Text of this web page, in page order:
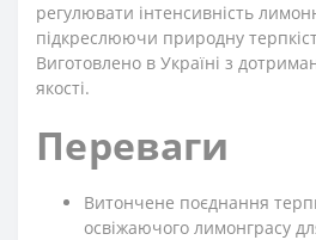
регулювати інтенсивність
підкреслюючи природну
Виготовлено в Україні з
якості.
Переваги
Витончене поєднання
освіжаючого лимонграсу